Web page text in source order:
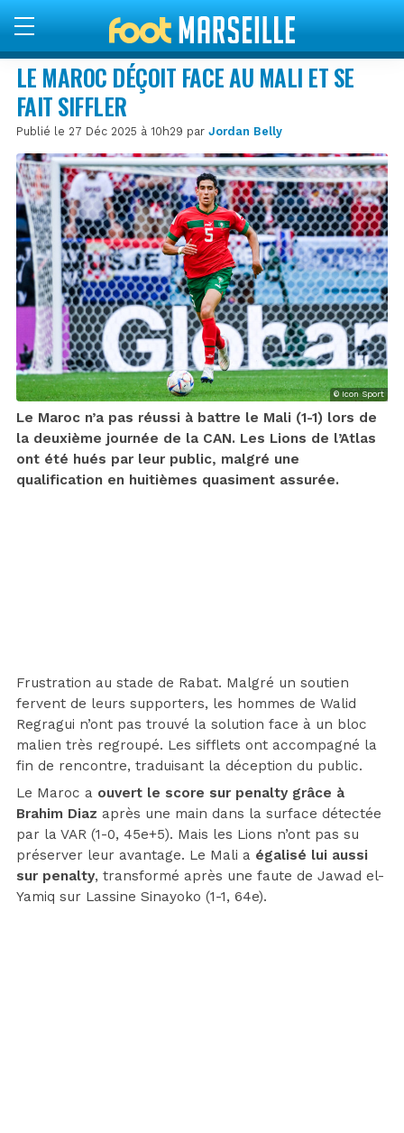
LE MAROC DÉÇOIT FACE AU MALI ET SE
FAIT SIFFLER
Publié le 27 Déc 2025 à 10h29 par Jordan Belly
© Icon Sport
Le Maroc n’a pas réussi à battre le Mali (1-1) lors de
la deuxième journée de la CAN. Les Lions de l’Atlas
ont été hués par leur public, malgré une
qualification en huitièmes quasiment assurée.
Frustration au stade de Rabat. Malgré un soutien
fervent de leurs supporters, les hommes de Walid
Regragui n’ont pas trouvé la solution face à un bloc
malien très regroupé. Les sifflets ont accompagné la
fin de rencontre, traduisant la déception du public.
Le Maroc a ouvert le score sur penalty grâce à
Brahim Diaz après une main dans la surface détectée
par la VAR (1-0, 45e+5). Mais les Lions n’ont pas su
préserver leur avantage. Le Mali a égalisé lui aussi
sur penalty, transformé après une faute de Jawad el-
Yamiq sur Lassine Sinayoko (1-1, 64e).